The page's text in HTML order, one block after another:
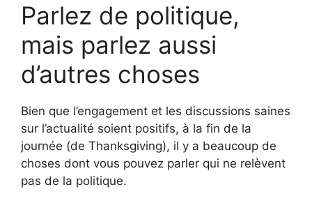
Parlez de politique,
mais parlez aussi
d’autres choses
Bien que l’engagement et les discussions saines
sur l’actualité soient positifs, à la fin de la
journée (de Thanksgiving), il y a beaucoup de
choses dont vous pouvez parler qui ne relèvent
pas de la politique.